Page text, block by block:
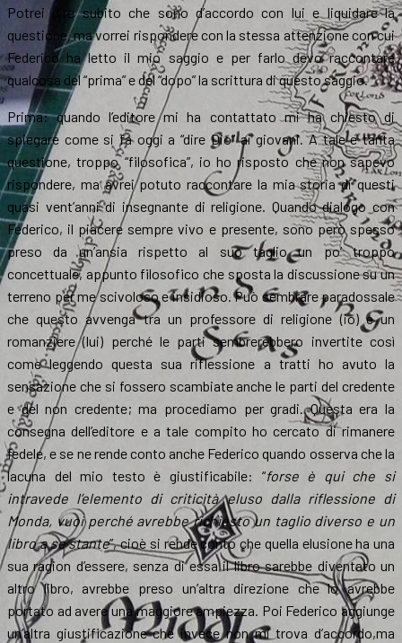
Potrei dire subito che sono d’accordo con lui e liquidare la
questione, ma vorrei rispondere con la stessa attenzione con cui
Federico ha letto il mio saggio e per farlo devo raccontare
qualcosa del “prima” e del “dopo” la scrittura di questo saggio.
Prima: quando l’editore mi ha contattato mi ha chiesto di
spiegare come si fa oggi a “dire Dio” ai giovani. A tale e tanta
questione, troppo “filosofica”, io ho risposto che non sapevo
rispondere, ma avrei potuto raccontare la mia storia di questi
quasi vent’anni di insegnante di religione. Quando dialogo con
Federico, il piacere sempre vivo e presente, sono però spesso
preso da un’ansia rispetto al suo taglio un po’ troppo
concettuale, appunto filosofico che sposta la discussione su un
terreno per me scivoloso e insidioso. Può sembrare paradossale
che questo avvenga tra un professore di religione (io) e un
romanziere (lui) perché le parti sembrerebbero invertite così
come leggendo questa sua riflessione a tratti ho avuto la
sensazione che si fossero scambiate anche le parti del credente
e del non credente; ma procediamo per gradi. Questa era la
consegna dell’editore e a tale compito ho cercato di rimanere
fedele, e se ne rende conto anche Federico quando osserva che la
lacuna del mio testo è giustificabile: “forse è qui che si
intravede l’elemento di criticità eluso dalla riflessione di
Monda, vuoi perché avrebbe richiesto un taglio diverso e un
libro a se stante”, cioè si rende conto che quella elusione ha una
sua ragion d’essere, senza di essa il libro sarebbe diventato un
altro libro, avrebbe preso un’altra direzione che lo avrebbe
portato ad avere una maggiore ampiezza. Poi Federico aggiunge
un’altra giustificazione che invece non mi trova d’accordo,ma